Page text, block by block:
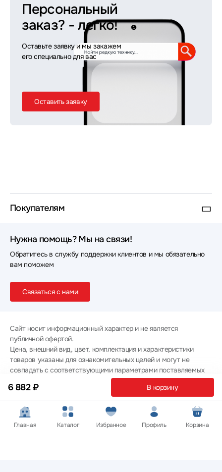
6 882 ₽ В корзину
Персональный
заказ? - легко!
Оставьте заявку и мы закажем
его специально для вас
Оставить заявку
Покупателям
Нужна помощь? Мы на связи!
Обратитесь в службу поддержки клиентов и мы обязательно
вам поможем
Связаться с нами
Сайт носит информационный характер и не является
публичной офертой.
Цена, внешний вид, цвет, комплектация и характеристики
товаров указаны для ознакомительных целей и могут не
совпадать с соответствующими параметрами поставляемых
товаров - уточняйте информацию у менеджера при
оформлении заказа.
Политика конфиденциальности
© 2012 — 2026 ООО «Эпл Тэк»
Главная Каталог Избранное Профиль Корзина